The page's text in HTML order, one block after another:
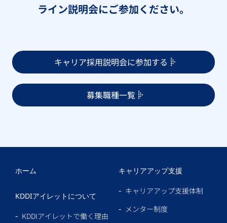
ライン説明会にご参加ください。
キャリア採用説明会に参加する
募集職種一覧
ホーム
KDDIアイレットについて
KDDIアイレットで働く理由
キャリアアップ支援
キャリアアップ支援体制
メンター制度